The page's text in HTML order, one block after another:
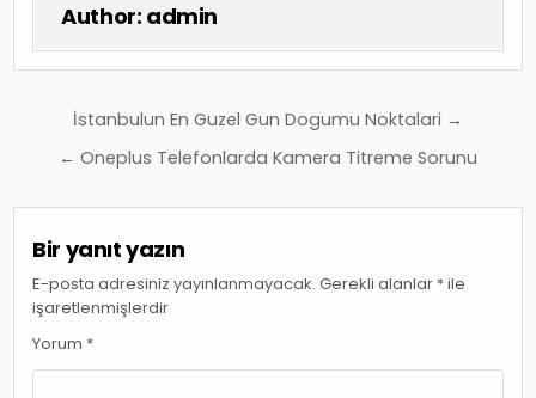
Author: admin
Yazı
gezinmesi
İstanbulun En Guzel Gun Dogumu Noktalari →
← Oneplus Telefonlarda Kamera Titreme Sorunu
Bir yanıt yazın
E-posta adresiniz yayınlanmayacak. Gerekli alanlar *ile
işaretlenmişlerdir
Yorum *